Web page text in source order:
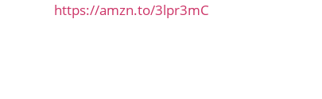
https://amzn.to/3lpr3mC